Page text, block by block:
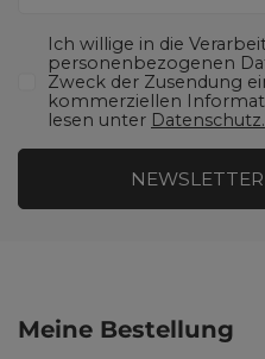
Ich willige in die
personenbezogenen
Zweck der Zusendung
kommerziellen
lesen unter Datenschutz.
Meine Bestellung